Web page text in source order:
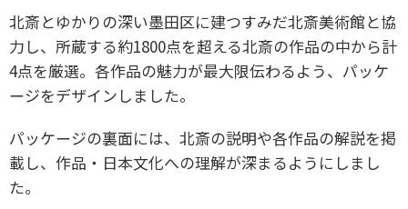
北斎とゆかりの深い墨田区に建つすみだ北斎美術館と協
力し、所蔵する約1800点を超える北斎の作品の中から計
4点を厳選。各作品の魅力が最大限伝わるよう、パッケ
ージをデザインしました。
パッケージの裏面には、北斎の説明や各作品の解説を掲
載し、作品・日本文化への理解が深まるようにしまし
た。